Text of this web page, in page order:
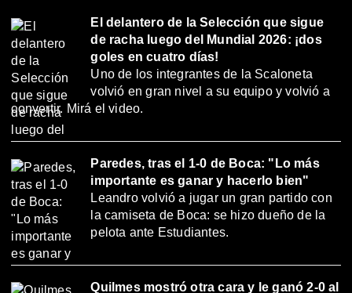
El delantero de la Selección que sigue
de racha luego del Mundial 2026: ¡dos
goles en cuatro días!
Uno de los integrantes de la Scaloneta
volvió en gran nivel a su equipo y volvió a
convertir. Mirá el video.
Paredes, tras el 1-0 de Boca: "Lo más
importante es ganar y hacerlo bien"
Leandro volvió a jugar un gran partido con
la camiseta de Boca: se hizo dueño de la
pelota ante Estudiantes.
Quilmes mostró otra cara y le ganó 2-0 al